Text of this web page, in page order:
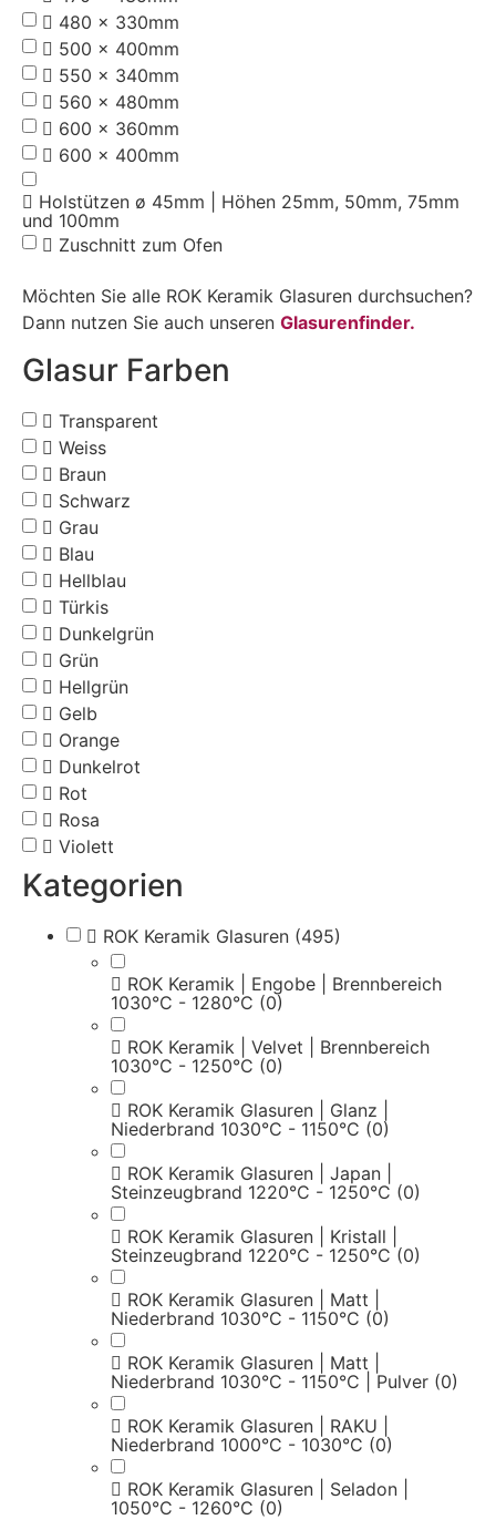
480 x 330mm
500 x 400mm
550 x 340mm
560 x 480mm
600 x 360mm
600 x 400mm
Holstützen ø 45mm | Höhen 25mm, 50mm, 75mm
und 100mm
Zuschnitt zum Ofen
Möchten Sie alle ROK Keramik Glasuren durchsuchen?
Dann nutzen Sie auch unseren Glasurenfinder.
Glasur Farben
Transparent
Weiss
Braun
Schwarz
Grau
Blau
Hellblau
Türkis
Dunkelgrün
Grün
Hellgrün
Gelb
Orange
Dunkelrot
Rot
Rosa
Violett
Kategorien
ROK Keramik Glasuren (495)
ROK Keramik | Engobe | Brennbereich
1030°C - 1280°C (0)
ROK Keramik | Velvet | Brennbereich
1030°C - 1250°C (0)
ROK Keramik Glasuren | Glanz |
Niederbrand 1030°C - 1150°C (0)
ROK Keramik Glasuren | Japan |
Steinzeugbrand 1220°C - 1250°C (0)
ROK Keramik Glasuren | Kristall |
Steinzeugbrand 1220°C - 1250°C (0)
ROK Keramik Glasuren | Matt |
Niederbrand 1030°C - 1150°C (0)
ROK Keramik Glasuren | Matt |
Niederbrand 1030°C - 1150°C | Pulver (0)
ROK Keramik Glasuren | RAKU |
Niederbrand 1000°C - 1030°C (0)
ROK Keramik Glasuren | Seladon |
1050°C - 1260°C (0)